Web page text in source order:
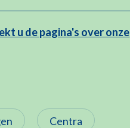
u de pagina's over onze
Centra